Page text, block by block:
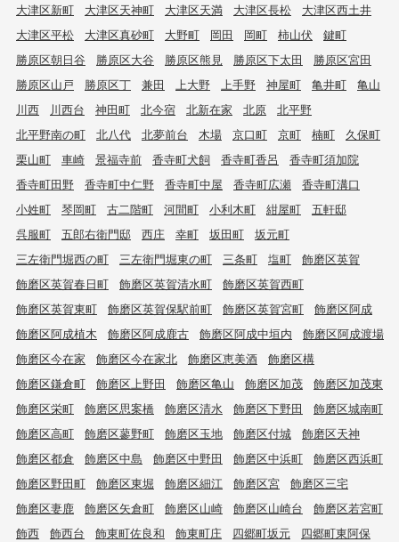
大津区新町
大津区天神町 大津区天満 大津区長松
大津区西土井
大津区平松
大津区真砂町 大野町 岡田 岡町 柿山伏
鍵町
勝原区朝日谷
勝原区大谷 勝原区熊見 勝原区下太田
勝原区宮田
勝原区山戸
勝原区丁 兼田 上大野 上手野 神屋町 亀井町
亀山
川西
川西台 神田町 北今宿 北新在家 北原
北平野
北平野南の町
北八代 北夢前台 木場 京口町 京町 楠町
久保町
栗山町
車崎 景福寺前 香寺町犬飼 香寺町香呂
香寺町須加院
香寺町田野
香寺町中仁野 香寺町中屋 香寺町広瀬
香寺町溝口
小姓町
琴岡町 古二階町 河間町 小利木町 紺屋町
五軒邸
呉服町
五郎右衛門邸 西庄 幸町 坂田町
坂元町
三左衛門堀西の町
三左衛門堀東の町 三条町 塩町
飾磨区英賀
飾磨区英賀春日町
飾磨区英賀清水町
飾磨区英賀西町
飾磨区英賀東町
飾磨区英賀保駅前町 飾磨区英賀宮町
飾磨区阿成
飾磨区阿成植木
飾磨区阿成鹿古 飾磨区阿成中垣内
飾磨区阿成渡場
飾磨区今在家
飾磨区今在家北 飾磨区恵美酒
飾磨区構
飾磨区鎌倉町
飾磨区上野田 飾磨区亀山 飾磨区加茂
飾磨区加茂東
飾磨区栄町
飾磨区思案橋 飾磨区清水 飾磨区下野田
飾磨区城南町
飾磨区高町
飾磨区蓼野町 飾磨区玉地 飾磨区付城
飾磨区天神
飾磨区都倉
飾磨区中島 飾磨区中野田 飾磨区中浜町
飾磨区西浜町
飾磨区野田町
飾磨区東堀 飾磨区細江 飾磨区宮
飾磨区三宅
飾磨区妻鹿
飾磨区矢倉町 飾磨区山崎 飾磨区山崎台
飾磨区若宮町
飾西
飾西台 飾東町佐良和 飾東町庄 四郷町坂元
四郷町東阿保